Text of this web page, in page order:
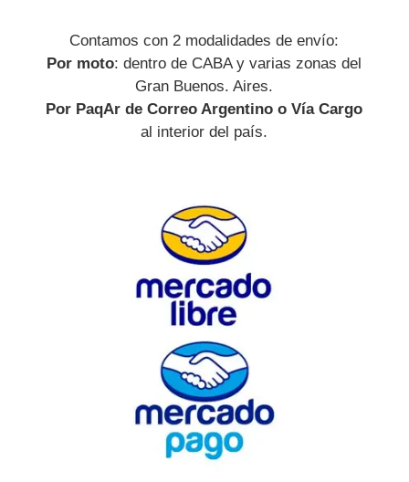
Contamos con 2 modalidades de envío:
Por moto: dentro de CABA y varias zonas del
Gran Buenos. Aires.
Por PaqAr de Correo Argentino o Vía Cargo
al interior del país.